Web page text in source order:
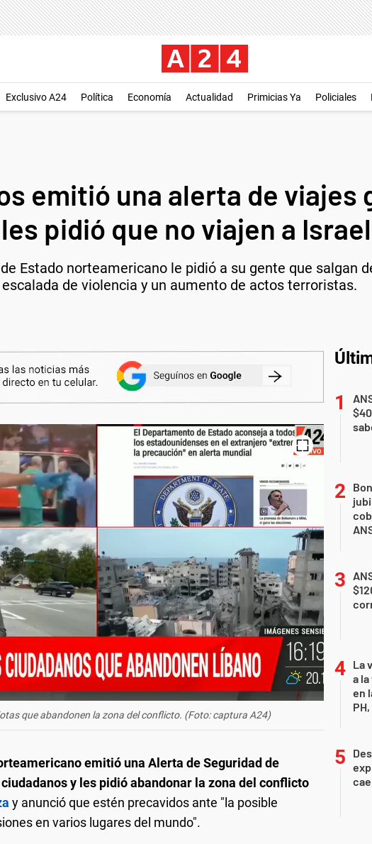
Exclusivo A24 Política Economía Actualidad Primicias Ya Policiales
emitió una alerta de viajes
pidió que no viajen a Israel
Estado norteamericano le pidió a su gente que salgan
de violencia y un aumento de actos terroristas.
que abandonen la zona del conflicto. (Foto: captura A24)
emitió una Alerta de Seguridad de
y les pidió abandonar la zona del conflicto
y anunció que estén precavidos ante "la posible
en varios lugares del mundo".
La
a
en